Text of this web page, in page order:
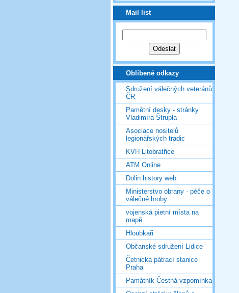
Mail list
Oblíbené odkazy
Sdružení válečných veteránů
ČR
Pamětní desky - stránky
Vladimíra Štrupla
Asociace nositelů
legionářských tradic
KVH Litobratřice
ATM Online
Dolin history web
Ministerstvo obrany - péče o
válečné hroby
vojenská pietní místa na
mapě
Hloubkaři
Občanské sdružení Lidice
Četnická pátrací stanice
Praha
Památník Čestná vzpomínka